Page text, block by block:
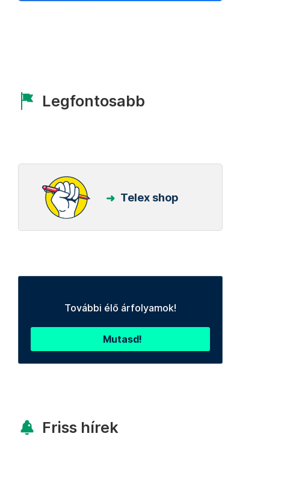
Legfontosabb
Telex shop
További élő árfolyamok!
Mutasd!
Friss hírek